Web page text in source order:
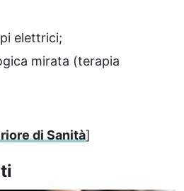
elettrici;
mirata (terapia
di Sanità]